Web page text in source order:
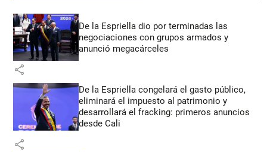
De la Espriella dio por terminadas las
negociaciones con grupos armados y
anunció megacárceles
share
De la Espriella congelará el gasto público,
eliminará el impuesto al patrimonio y
desarrollará el fracking: primeros anuncios
desde Cali
share